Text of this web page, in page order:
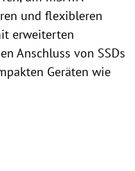
und flexibleren
erweiterten
Anschluss von SSDs
Geräten wie